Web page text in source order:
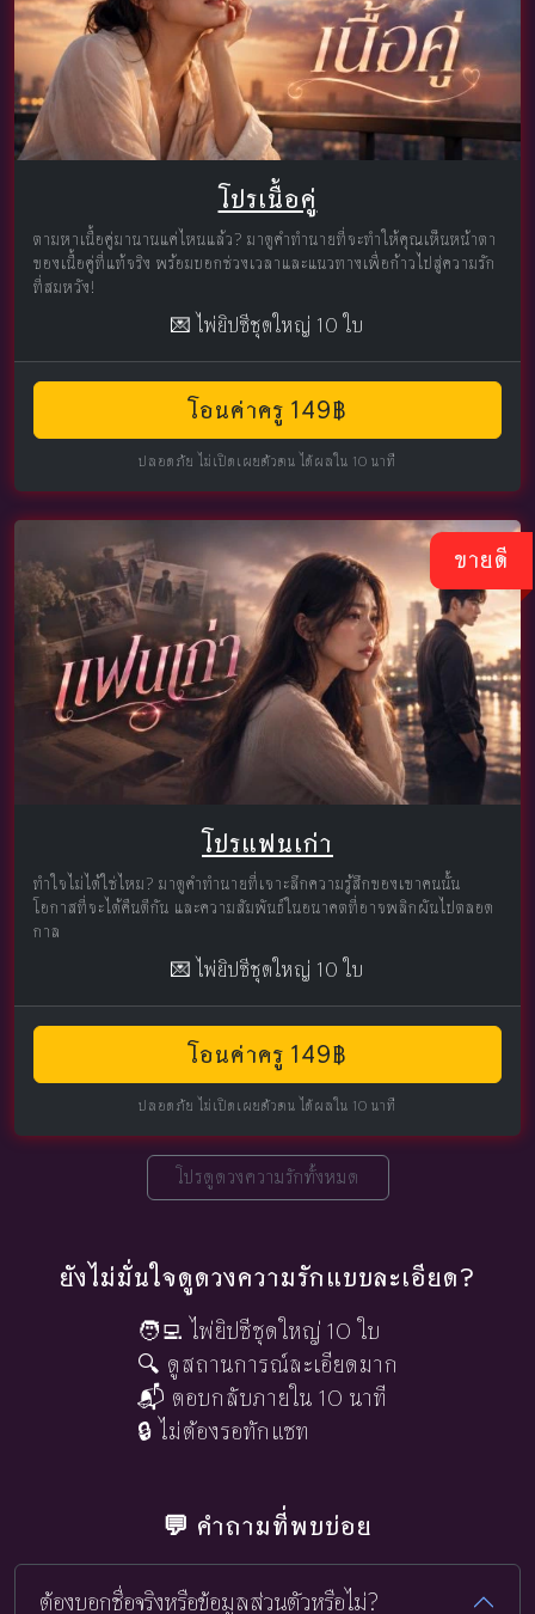
โปรเนื้อคู่
ตามหาเนื้อคู่มานานแค่ไหนแล้ว? มาดูคำทำนายที่จะทำให้คุณเห็นหน้าตา
ของเนื้อคู่ที่แท้จริง พร้อมบอกช่วงเวลาและแนวทางเพื่อก้าวไปสู่ความรัก
ที่สมหวัง!
💌 ไพ่ยิปซีชุดใหญ่ 10 ใบ
โอนค่าครู 149฿
ปลอดภัย ไม่เปิดเผยตัวตน ได้ผลใน 10 นาที
ขายดี
โปรแฟนเก่า
ทำใจไม่ได้ใช่ไหม? มาดูคำทำนายที่เจาะลึกความรู้สึกของเขาคนนั้น
โอกาสที่จะได้คืนดีกัน และความสัมพันธ์ในอนาคตที่อาจพลิกผันไปตลอด
กาล
💌 ไพ่ยิปซีชุดใหญ่ 10 ใบ
โอนค่าครู 149฿
ปลอดภัย ไม่เปิดเผยตัวตน ได้ผลใน 10 นาที
โปรดูดวงความรักทั้งหมด
ยังไม่มั่นใจดูดวงความรักแบบละเอียด?
🧑‍💻 ไพ่ยิปซีชุดใหญ่ 10 ใบ
🔍 ดูสถานการณ์ละเอียดมาก
📬 ตอบกลับภายใน 10 นาที
🔒 ไม่ต้องรอทักแชท
💬 คำถามที่พบบ่อย
ต้องบอกชื่อจริงหรือข้อมูลส่วนตัวหรือไม่?